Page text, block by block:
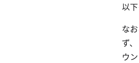
以
な
ず
ウ